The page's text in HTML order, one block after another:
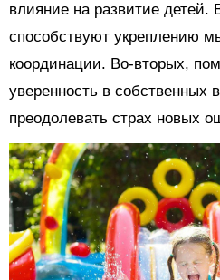
влияние на развитие детей.
способствуют укреплению
координации. Во-вторых,
уверенность в собственных
преодолевать страх новых